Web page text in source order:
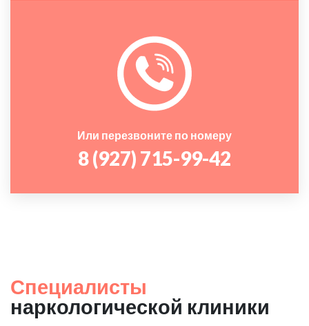
Или перезвоните по номеру
8 (927) 715-99-42
Специалисты
наркологической клиники